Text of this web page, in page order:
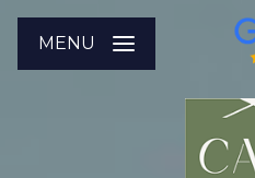
MENU